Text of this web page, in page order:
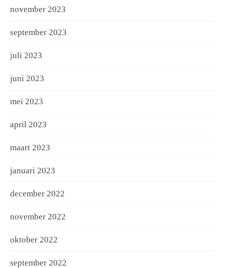
november 2023
september 2023
juli 2023
juni 2023
mei 2023
april 2023
maart 2023
januari 2023
december 2022
november 2022
oktober 2022
september 2022